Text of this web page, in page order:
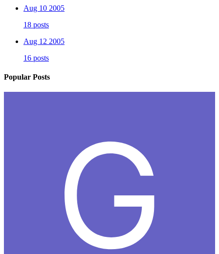
Aug 10 2005
18 posts
Aug 12 2005
16 posts
Popular Posts